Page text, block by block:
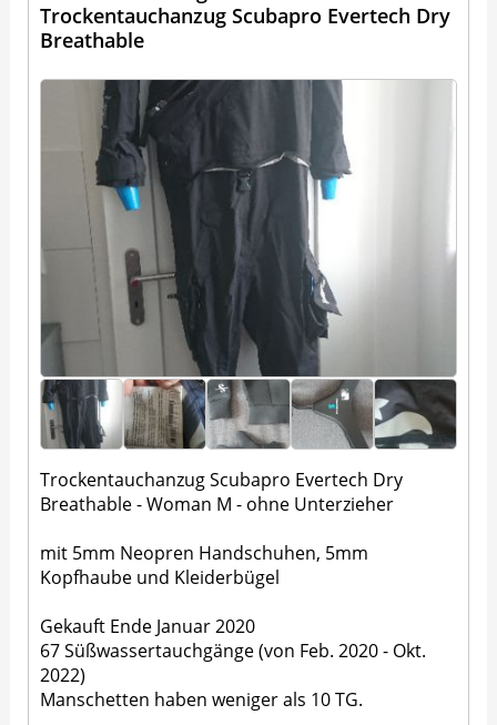
Trockentauchanzug Scubapro Evertech Dry
Breathable
Trockentauchanzug Scubapro Evertech Dry
Breathable - Woman M - ohne Unterzieher
mit 5mm Neopren Handschuhen, 5mm
Kopfhaube und Kleiderbügel
Gekauft Ende Januar 2020
67 Süßwassertauchgänge (von Feb. 2020 - Okt.
2022)
Manschetten haben weniger als 10 TG.